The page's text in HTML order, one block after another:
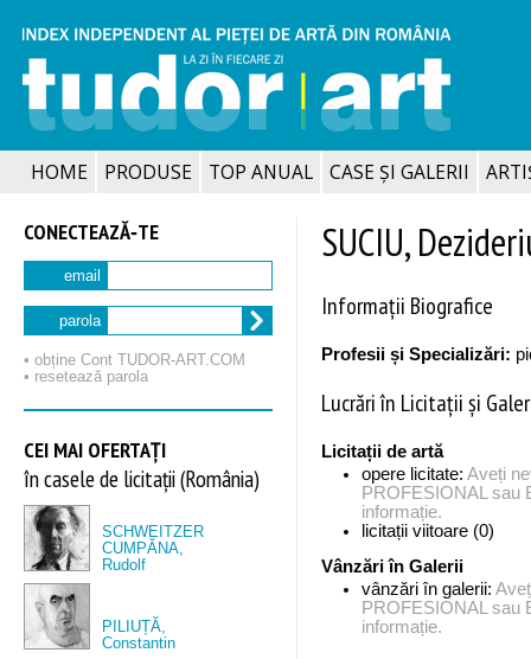
HOME PRODUSE TOP ANUAL CASE ȘI GALERII
CONECTEAZĂ‑TE
email
parola
• obține Cont TUDOR‑ART.COM
• resetează parola
CEI MAI OFERTAȚI
în casele de licitații (România)
SCHWEITZER
CUMPĂNA,
Rudolf
PILIUȚĂ,
Constantin
SUCIU,
Informații Biografice
Profesii și Specializări:
Lucrări în Licitații și
Licitații de artă
opere licitate:Aveți
PROFESIONAL sau
informație.
licitații viitoare (0)
Vânzări în Galerii
vânzări în galerii:
PROFESIONAL sau
informație.